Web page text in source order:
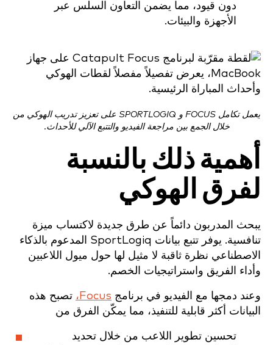
دون قيود، مما يضمن التعاون السلس عبر
الأجهزة والبيئات.
يعمل تكامل FOCUS و SPORTLOGIQ على تعزيز تدريب الهوكي من
خلال الجمع بين مراجعة الفيديو والتتبع الآلي للأحداث.
أهمية ذلك بالنسبة
لفرق الهوكي
يبحث المدربون دائماً عن طرق جديدة لاكتساب ميزة
تنافسية. يوفر تتبع بيانات SportLogiq المدعوم بالذكاء
الاصطناعي نظرة ثاقبة لا مثيل لها حول ميول اللاعبين
وأداء الفريق واستراتيجيات الخصم.
وعند دمجها مع الفيديو في برنامج Focus،
تصبح هذه
البيانات أكثر قابلية للتنفيذ، مما يمكّن الفرق من
تحسين تطوير اللاعب من خلال تحديد